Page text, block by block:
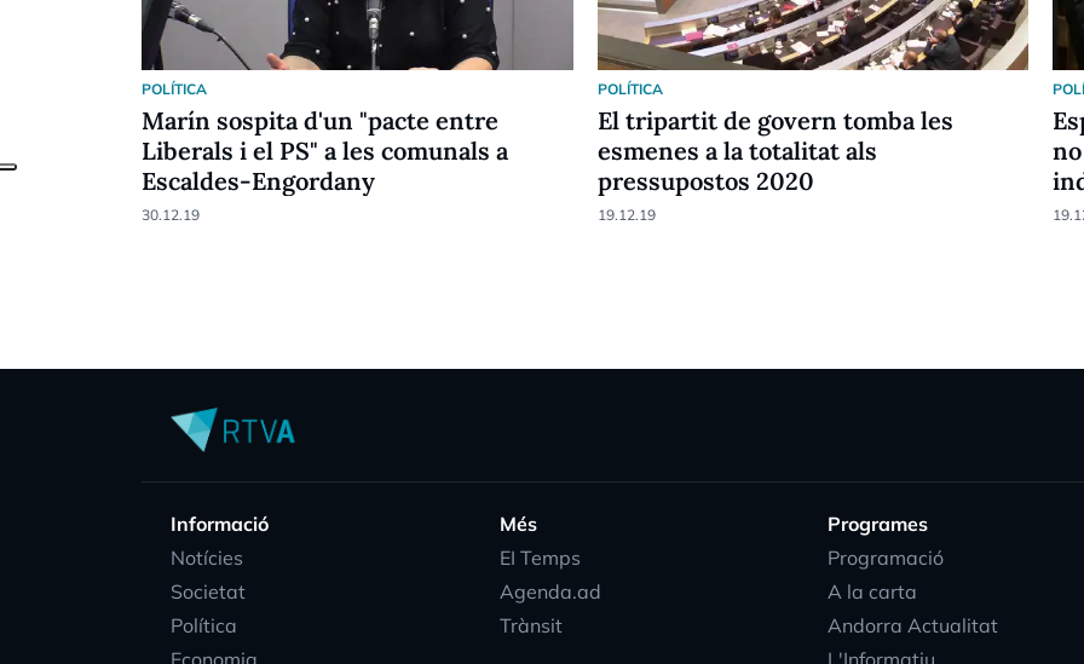
POLÍTICA
Marín sospita d'un "pacte entre
Liberals i el PS" a les comunals a
Escaldes-Engordany
30.12.19
POLÍTICA
El tripartit de govern tomba les
esmenes a la totalitat als
pressupostos 2020
19.12.19
Informació
Notícies
Societat
Política
Més
EI Temps
Agenda.ad
Trànsit
Programes
Programació
A la carta
Andorra Actualitat